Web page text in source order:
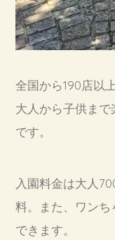
全国から190店以
大人から子供ま
です。
入園料金は大人
料。また、ワン
できます。